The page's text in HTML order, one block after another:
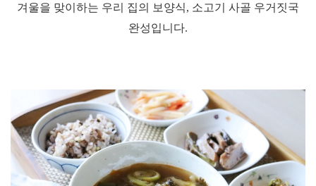
겨울을 맞이하는 우리 집의 보양식, 소고기 사골 우거짓국
완성입니다.